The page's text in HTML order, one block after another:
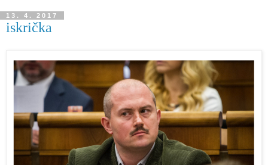
13. 4. 2017
iskrička